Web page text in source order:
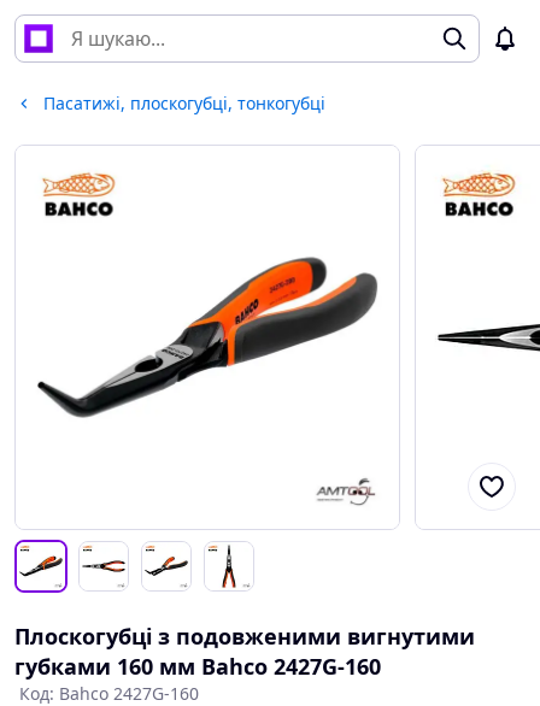
Пасатижі, плоскогубці, тонкогубці
Плоскогубці з подовженими вигнутими
губками 160 мм Bahco 2427G-160
Код: Bahco 2427G-160